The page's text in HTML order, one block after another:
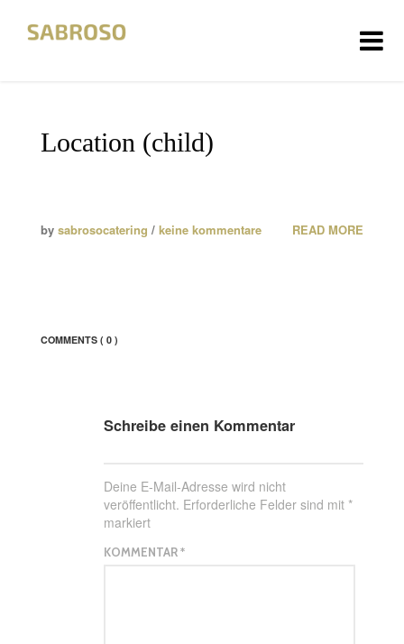
KONTAKT
Location (child)
bysabrosocatering /keine kommentare READ MORE
COMMENTS( 0 )
Schreibe einen Kommentar
Deine E-Mail-Adresse wird nicht
veröffentlicht. Erforderliche Felder sind mit*
markiert
KOMMENTAR*